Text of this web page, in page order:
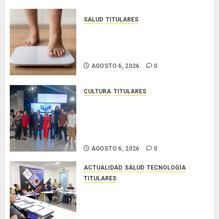
Artistas
AGOSTO
SALUD TITULARES
AGOSTO 6, 2026 0
CULTURA TITULARES
AGOSTO 6, 2026 0
ACTUALIDAD SALUD TECNOLOGÍA
TITULARES